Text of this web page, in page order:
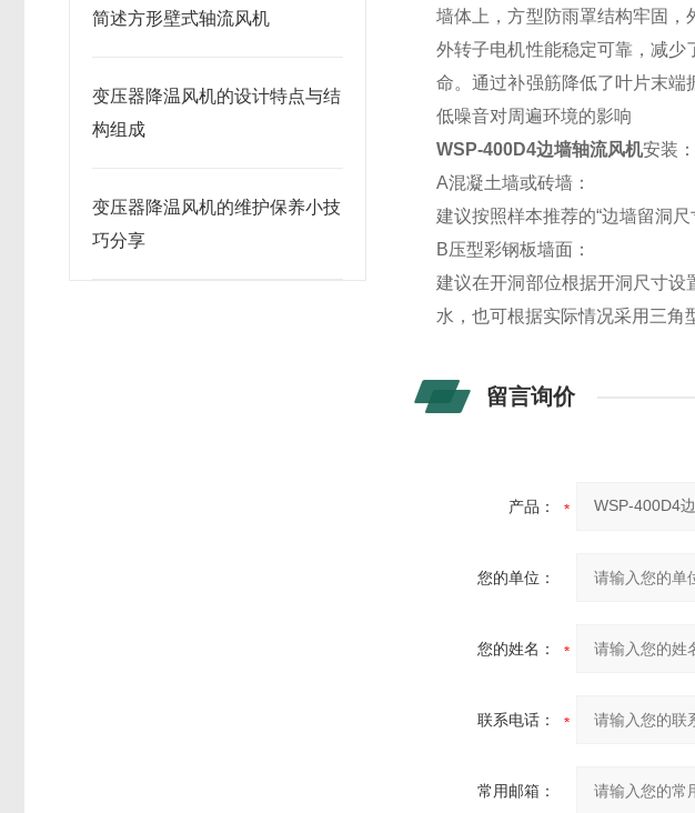
简述方形壁式轴流风机
变压器降温风机的设计特点与结
构组成
变压器降温风机的维护保养小技
巧分享
墙体上，方型防雨罩结构牢固
外转子电机性能稳定可靠，减
命。通过补强筋降低了叶片末
低噪音对周遍环境的影响
WSP-400D4边墙轴流风机安装：
A混凝土墙或砖墙：
建议按照样本推荐的“边墙留洞
B压型彩钢板墙面：
建议在开洞部位根据开洞尺寸
水，也可根据实际情况采用三角
留言询价
产品：
您的单位：
您的姓名：
联系电话：
常用邮箱：